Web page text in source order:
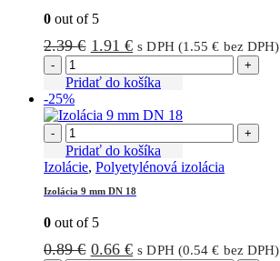
0 out of 5
2.39€ Pôvodná
bola:
1.91€Aktuálna
je:
s DPH (1.55€ bez DPH)
- +
Pridať do košíka
-25%
- +
Pridať do košíka
Izolácie, Polyetylénová izolácia
Izolácia 9 mm DN 18
0 out of 5
0.89€ Pôvodná
0.66€Aktuálna
s DPH (0.54€ bez DPH)